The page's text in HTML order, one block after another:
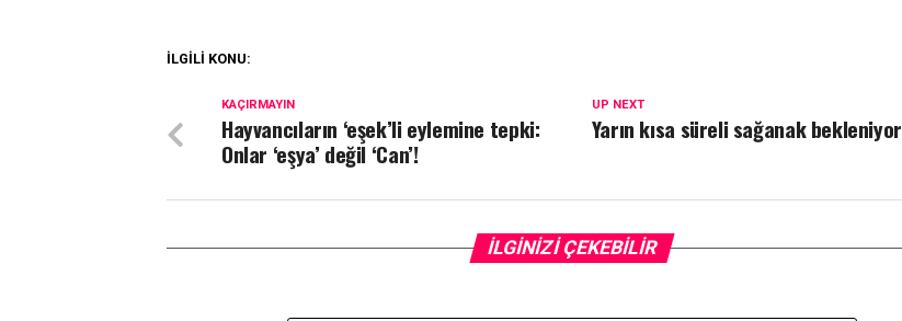
İLGİLİ KONU:
UP NEXT
Yarın kısa süreli sağanak bekleniyor
KAÇIRMAYIN
Hayvancıların ‘eşek’li eylemine tepki:
Onlar ‘eşya’ değil ‘Can’!
İLGİNİZİ ÇEKEBİLİR